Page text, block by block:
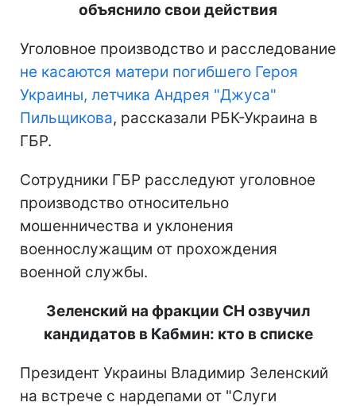
объяснило свои действия
Уголовное производство и расследование
не касаются матери погибшего Героя
Украины, летчика Андрея "Джуса"
Пильщикова, рассказали РБК-Украина в
ГБР.
Сотрудники ГБР расследуют уголовное
производство относительно
мошенничества и уклонения
военнослужащим от прохождения
военной службы.
Зеленский на фракции СН озвучил
кандидатов в Кабмин: кто в списке
Президент Украины Владимир Зеленский
на встрече с нардепами от "Слуги